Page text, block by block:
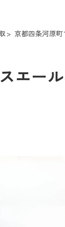
京都四条河原町
エー